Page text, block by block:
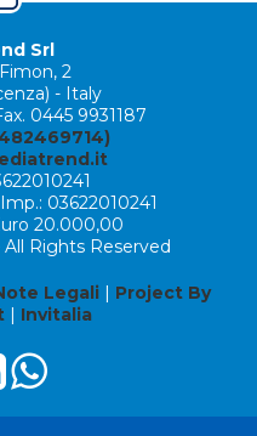
Srl
2
- Italy
0445 9931187
03622010241
20.000,00
Rights Reserved
Legali | Project By
| Invitalia